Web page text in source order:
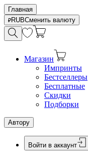
Главная
RUBСменить валюту
Магазин
Импринты
Бестселлеры
Бесплатные
Скидки
Подборки
Автору
Войти в аккаунт